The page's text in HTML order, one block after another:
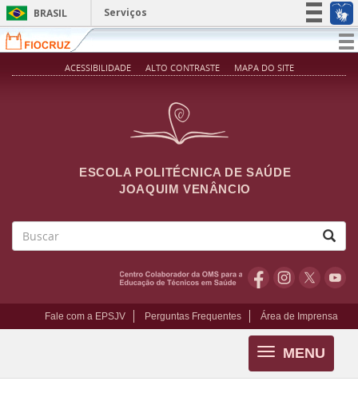
Pular para o conteúdo principal
BRASIL
Serviços
Simplifique!
Participe
ACESSIBILIDADE ALTO CONTRASTE MAPA DO SITE
ESCOLA POLITÉCNICA DE SAÚDE
JOAQUIM VENÂNCIO
Fale com a EPSJV Perguntas Frequentes Área de Imprensa
MENU
Toggle
navigation